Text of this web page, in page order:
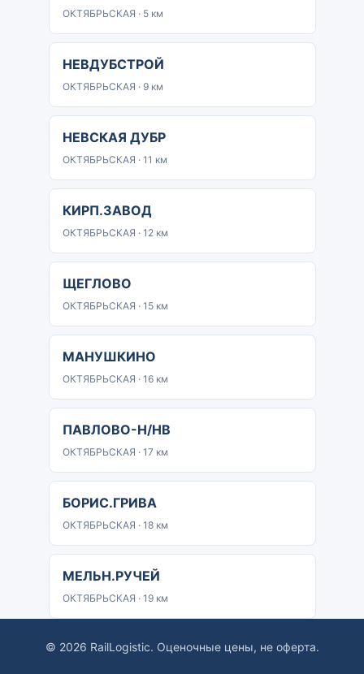
ОКТЯБРЬСКАЯ · 5 км
НЕВДУБСТРОЙ
ОКТЯБРЬСКАЯ · 9 км
НЕВСКАЯ ДУБР
ОКТЯБРЬСКАЯ · 11 км
КИРП.ЗАВОД
ОКТЯБРЬСКАЯ · 12 км
ЩЕГЛОВО
ОКТЯБРЬСКАЯ · 15 км
МАНУШКИНО
ОКТЯБРЬСКАЯ · 16 км
ПАВЛОВО-Н/НВ
ОКТЯБРЬСКАЯ · 17 км
БОРИС.ГРИВА
ОКТЯБРЬСКАЯ · 18 км
МЕЛЬН.РУЧЕЙ
ОКТЯБРЬСКАЯ · 19 км
© 2026 RailLogistic. Оценочные цены, не оферта.